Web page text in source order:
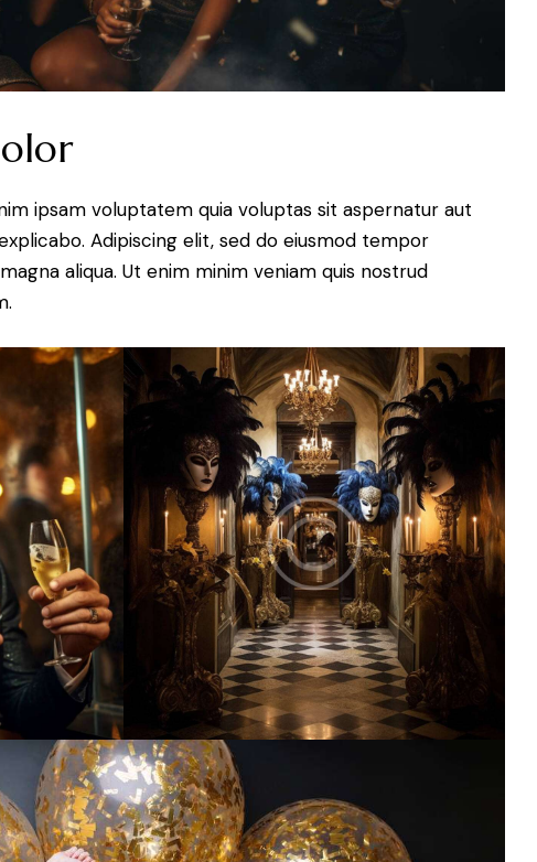
ipsam voluptatem quia voluptas sit aspernatur aut
Adipiscing elit, sed do eiusmod tempor
aliqua. Ut enim minim veniam quis nostrud